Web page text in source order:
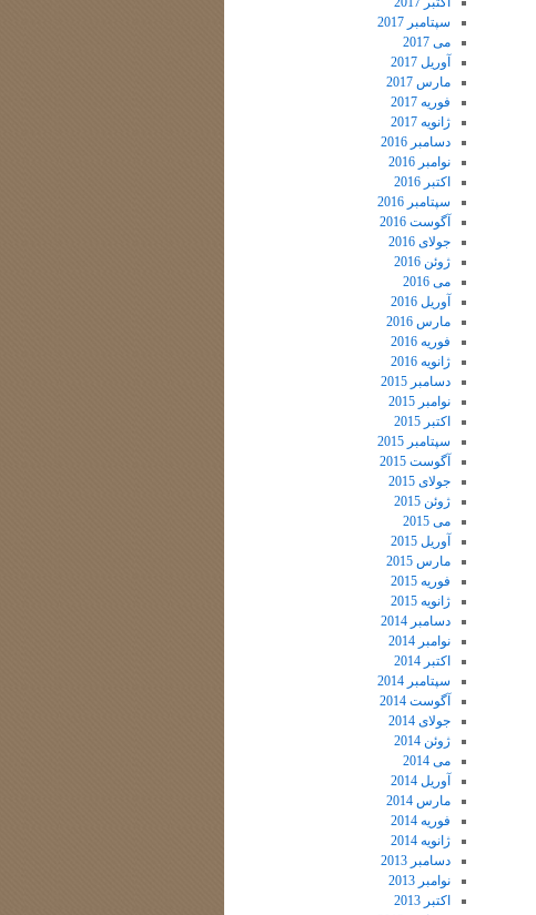
سپتامبر 2017
می 2017
آوریل 2017
مارس 2017
فوریه 2017
ژانویه 2017
دسامبر 2016
نوامبر 2016
اکتبر 2016
سپتامبر 2016
آگوست 2016
جولای 2016
ژوئن 2016
می 2016
آوریل 2016
مارس 2016
فوریه 2016
ژانویه 2016
دسامبر 2015
نوامبر 2015
اکتبر 2015
سپتامبر 2015
آگوست 2015
جولای 2015
ژوئن 2015
می 2015
آوریل 2015
مارس 2015
فوریه 2015
ژانویه 2015
دسامبر 2014
نوامبر 2014
اکتبر 2014
سپتامبر 2014
آگوست 2014
جولای 2014
ژوئن 2014
می 2014
آوریل 2014
مارس 2014
فوریه 2014
ژانویه 2014
دسامبر 2013
نوامبر 2013
اکتبر 2013